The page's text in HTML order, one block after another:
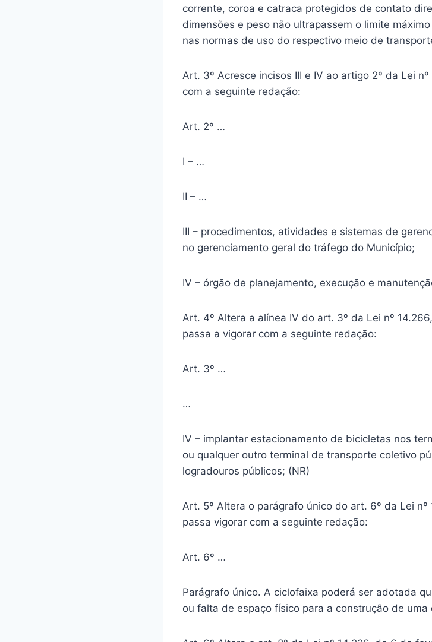
corrente, coroa e catraca protegidos de contato
dimensões e peso não ultrapassem o limite
nas normas de uso do respectivo meio de
Art. 3º Acresce incisos III e IV ao artigo 2º da Lei
com a seguinte redação:
Art. 2º …
I – …
II – …
III – procedimentos, atividades e sistemas de
no gerenciamento geral do tráfego do Município;
IV – órgão de planejamento, execução e
Art. 4º Altera a alínea IV do art. 3º da Lei nº
passa a vigorar com a seguinte redação:
Art. 3º …
…
IV – implantar estacionamento de bicicletas nos
ou qualquer outro terminal de transporte coletivo
logradouros públicos; (NR)
Art. 5º Altera o parágrafo único do art. 6º da Lei
passa vigorar com a seguinte redação:
Art. 6º …
Parágrafo único. A ciclofaixa poderá ser adotada
ou falta de espaço físico para a construção de uma